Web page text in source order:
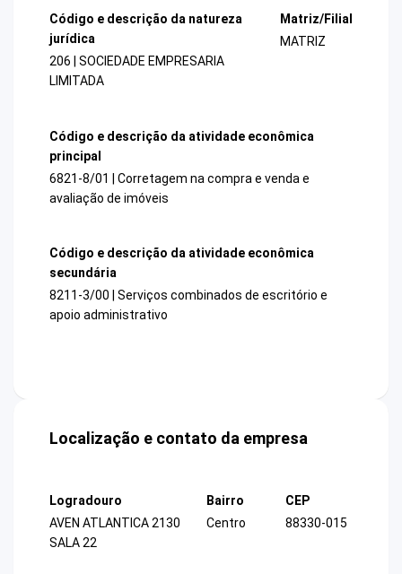
Código e descrição da natureza
jurídica
206 | SOCIEDADE EMPRESARIA
LIMITADA
Matriz/Filial
MATRIZ
Código e descrição da atividade econômica
principal
6821-8/01 | Corretagem na compra e venda e
avaliação de imóveis
Código e descrição da atividade econômica
secundária
8211-3/00 | Serviços combinados de escritório e
apoio administrativo
Localização e contato da empresa
Logradouro
AVEN ATLANTICA 2130
SALA 22
Bairro
Centro
CEP
88330-015